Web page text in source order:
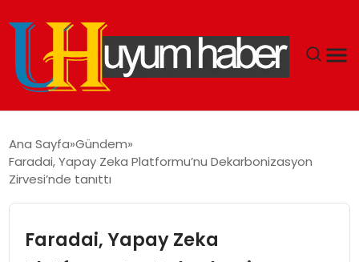
EKONOMI
Ana Sayfa Gündem
Faradai, Yapay Zeka Platformu’nu Dekarbonizasyon
Zirvesi’nde tanıttı
Faradai, Yapay Zeka